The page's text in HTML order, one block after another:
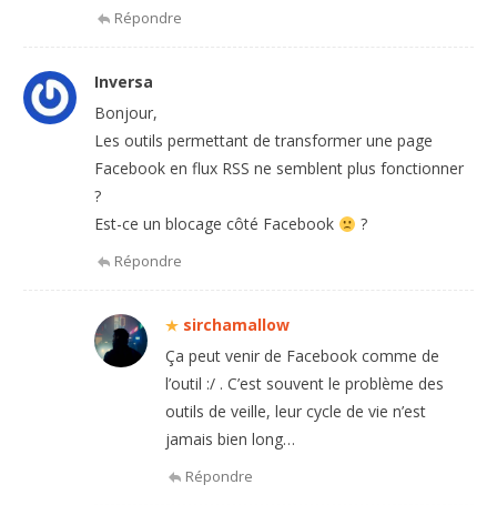
Répondre
Inversa
Bonjour,
Les outils permettant de transformer une page
Facebook en flux RSS ne semblent plus fonctionner
?
Est-ce un blocage côté Facebook
?
Répondre
sirchamallow
Ça peut venir de Facebook comme de
l’outil :/ . C’est souvent le problème des
outils de veille, leur cycle de vie n’est
jamais bien long…
Répondre